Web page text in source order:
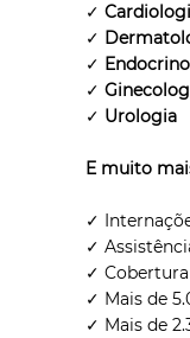
✓
✓
✓
✓
✓ Urologia
E muito
✓
✓
✓
✓ Mais de
✓ Mais de